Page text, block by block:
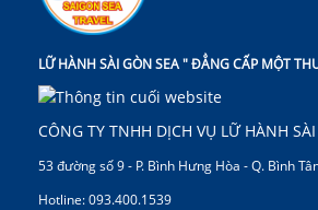
LỮ HÀNH SÀI GÒN SEA " ĐẲNG CẤP MỘT
CÔNG TY TNHH DỊCH VỤ LỮ HÀNH
53 đường số 9 - P. Bình Hưng Hòa - Q. Bình
Hotline: 093.400.1539